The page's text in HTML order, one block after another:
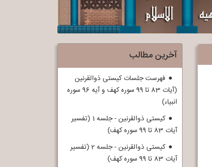
آخرین مطالب
فهرست جلسات کیستی ذوالقرنین
(آیات 83 تا 99 سوره کهف و آیه 96 سوره
انبیاء)
کیستی ذوالقرنین - جلسه 1 (تفسیر
آیات 83 تا 99 سوره کهف)
کیستی ذوالقرنین - جلسه 2 (تفسیر
آیات 83 تا 99 سوره کهف)